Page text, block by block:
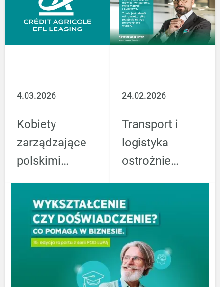
ograniczenie
inwestycji
roku
4.03.2026
Kobiety
zarządzające
polskimi
częściej
doceniają
wykształcenie
wyższe i
24.02.2026
Transport i
logistyka
ostrożnie
nowy rok.
Prognozują
wzrost
zamówień i
mniejsze